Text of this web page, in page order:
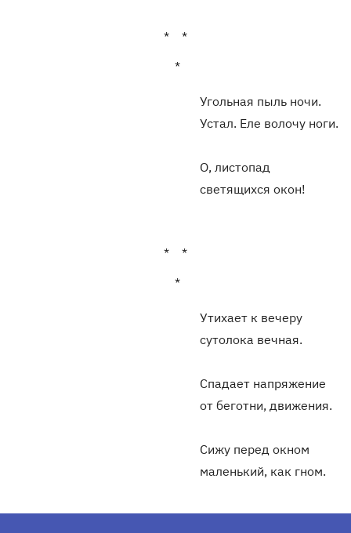
* *
*
Угольная пыль ночи.
Устал. Еле волочу ноги.
О, листопад
светящихся окон!
* *
*
Утихает к вечеру
сутолока вечная.
Спадает напряжение
от беготни, движения.
Сижу перед окном
маленький, как гном.